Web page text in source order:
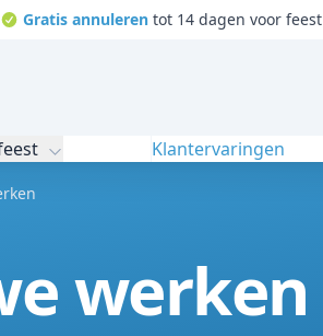
Gratis annuleren tot 14 dagen voor feest
Klantervaringen
werken